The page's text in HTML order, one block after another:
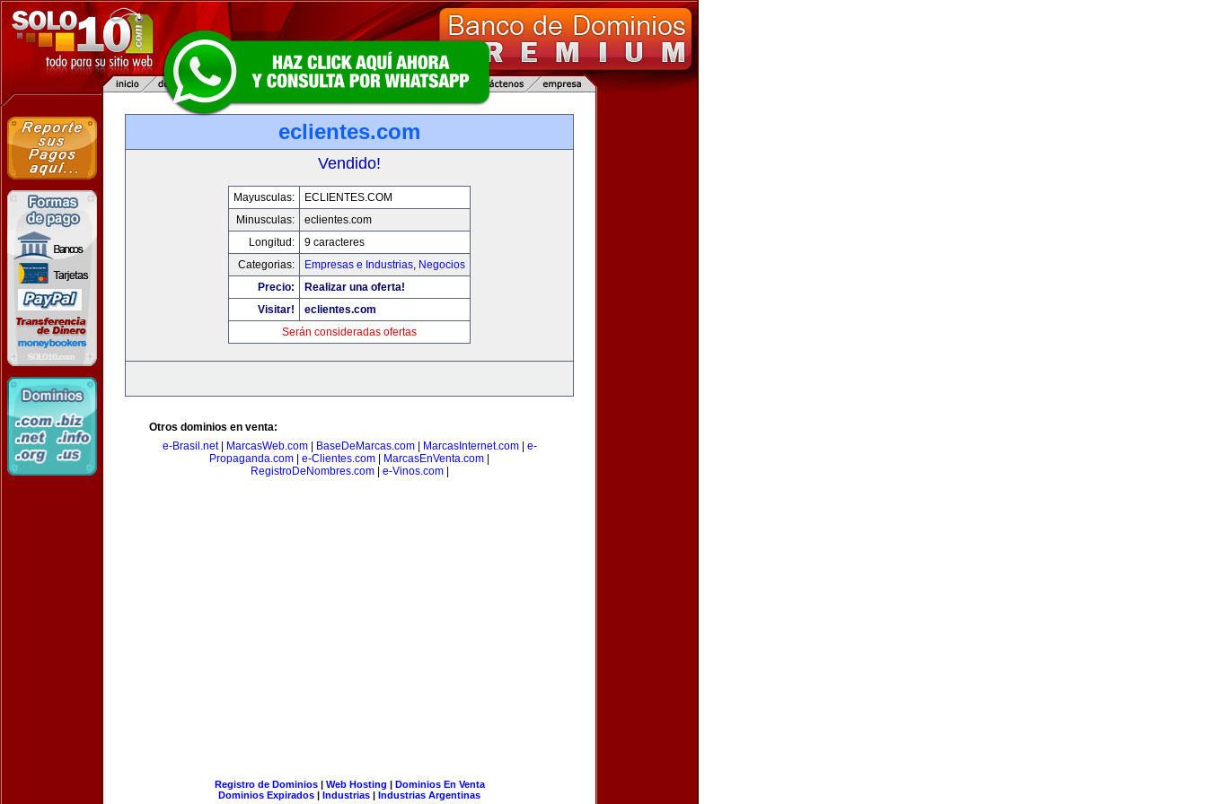
eclientes.com
Vendido!
Mayusculas:
ECLIENTES.COM
Minusculas:
eclientes.com
Longitud:
9 caracteres
Categorias:
Empresas e Industrias, Negocios
Precio:
Realizar una oferta!
Visitar!
eclientes.com
Serán consideradas ofertas
Otros dominios en venta:
e-Brasil.net| MarcasWeb.com| BaseDeMarcas.com| MarcasInternet.com| e-
Propaganda.com
e-Clientes.com MarcasEnVenta.com
RegistroDeNombres.com| e-Vinos.com|
Registro de Dominios| Web Hosting | Dominios En Venta
Dominios Expirados | Industrias | Industrias Argentinas